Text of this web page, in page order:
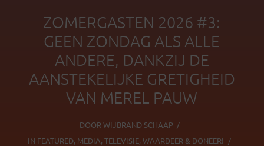
ZOMERGASTEN 2026 #3:
GEEN ZONDAG ALS ALLE
ANDERE, DANKZIJ DE
AANSTEKELIJKE GRETIGHEID
VAN MEREL PAUW
DOOR WIJBRAND SCHAAP
IN FEATURED, MEDIA,TELEVISIE,WAARDEER & DONEER!